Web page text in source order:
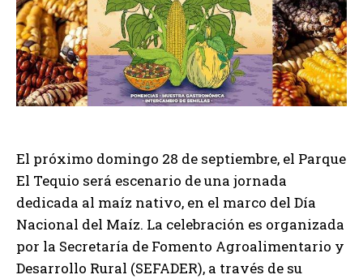
El próximo domingo 28 de septiembre, el Parque
El Tequio será escenario de una jornada
dedicada al maíz nativo, en el marco del Día
Nacional del Maíz. La celebración es organizada
por la Secretaría de Fomento Agroalimentario y
Desarrollo Rural (SEFADER), a través de su